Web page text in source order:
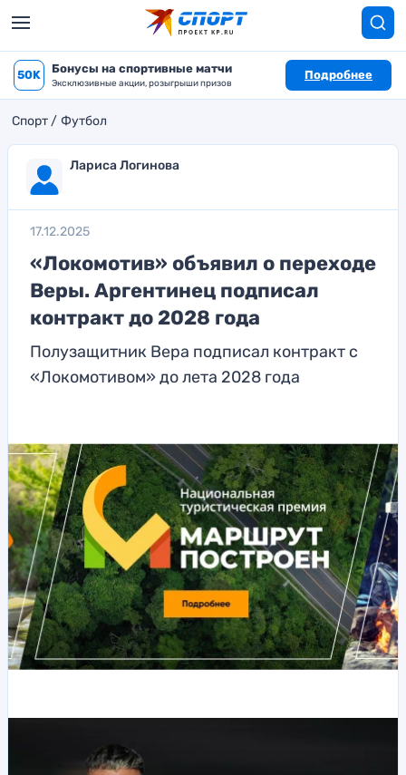
50K Бонусы на спортивные матчи
Эксклюзивные акции, розыгрыши призов
Подробнее
Спорт Футбол
Лариса Логинова
17.12.2025
«Локомотив» объявил о переходе
Веры. Аргентинец подписал
контракт до 2028 года
Полузащитник Вера подписал контракт с
«Локомотивом» до лета 2028 года